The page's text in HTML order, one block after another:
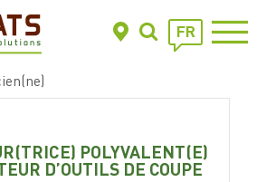
FR
POLYVALENT(E)
D’OUTILS DE COUPE